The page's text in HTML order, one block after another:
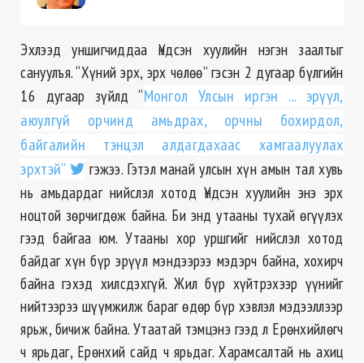
Эхлээд уншигчиддаа Үндсэн хуулийн нэгэн заалтыг
сануулъя. “Хүний эрх, эрх чөлөө” гэсэн 2 дугаар бүлгийн
16 дугаар зүйлд “Монгол Улсын иргэн ... эрүүл,
аюулгүй орчинд амьдрах, орчны бохирдол,
байгалийн тэнцэл алдагдахаас хамгаалуулах
эрхтэй”
гэжээ. Гэтэл манай улсын хүн амын тал хувь
нь амьдардаг нийслэл хотод Үндсэн хуулийн энэ эрх
ноцтой зөрчигдөж байна. Би энд утааны тухай өгүүлэх
гээд байгаа юм. Утааны хор уршгийг нийслэл хотод
байдаг хүн бүр эрүүл мэндээрээ мэдэрч байна, хохирч
байна гэхэд хилсдэхгүй. Жил бүр хүйтрэхээр үүнийг
нийтээрээ шүүмжилж бараг өдөр бүр хэвлэл мэдээллээр
ярьж, бичиж байна. Утаатай тэмцэнэ гээд л Ерөнхийлөгч
ч ярьдаг, Ерөнхий сайд ч ярьдаг. Харамсалтай нь ахиц